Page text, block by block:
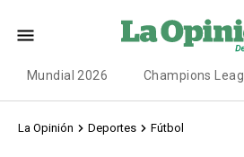
Mundial 2026 Champions
La Opinión Deportes Fútbol